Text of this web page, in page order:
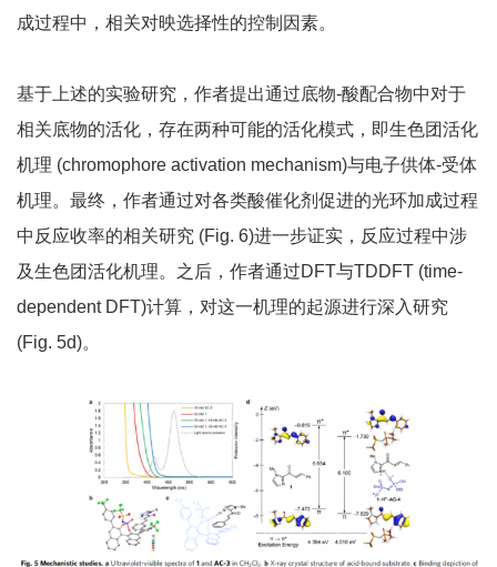
成过程中，相关对映选择性的控制因素。
基于上述的实验研究，作者提出通过底物-酸配合物中对于
相关底物的活化，存在两种可能的活化模式，即生色团活化
机理 (chromophore activation mechanism)与电子供体-受体
机理。最终，作者通过对各类酸催化剂促进的光环加成过程
中反应收率的相关研究 (Fig. 6)进一步证实，反应过程中涉
及生色团活化机理。之后，作者通过DFT与TDDFT (time-
dependent DFT)计算，对这一机理的起源进行深入研究
(Fig. 5d)。